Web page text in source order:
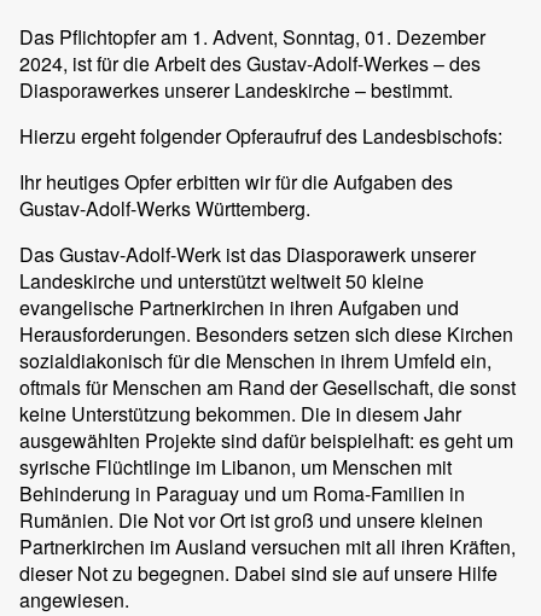
Das Pflichtopfer am 1. Advent, Sonntag, 01. Dezember
2024, ist für die Arbeit des Gustav-Adolf-Werkes – des
Diasporawerkes unserer Landeskirche – bestimmt.
Hierzu ergeht folgender Opferaufruf des Landesbischofs:
Ihr heutiges Opfer erbitten wir für die Aufgaben des
Gustav-Adolf-Werks Württemberg.
Das Gustav-Adolf-Werk ist das Diasporawerk unserer
Landeskirche und unterstützt weltweit 50 kleine
evangelische Partnerkirchen in ihren Aufgaben und
Herausforderungen. Besonders setzen sich diese Kirchen
sozialdiakonisch für die Menschen in ihrem Umfeld ein,
oftmals für Menschen am Rand der Gesellschaft, die sonst
keine Unterstützung bekommen. Die in diesem Jahr
ausgewählten Projekte sind dafür beispielhaft: es geht um
syrische Flüchtlinge im Libanon, um Menschen mit
Behinderung in Paraguay und um Roma-Familien in
Rumänien. Die Not vor Ort ist groß und unsere kleinen
Partnerkirchen im Ausland versuchen mit all ihren Kräften,
dieser Not zu begegnen. Dabei sind sie auf unsere Hilfe
angewiesen.